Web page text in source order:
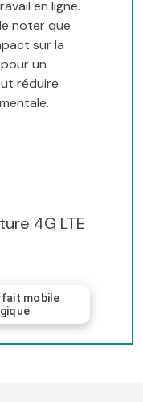
en ligne.
noter que
sur la
un
réduire
4G LTE
mobile